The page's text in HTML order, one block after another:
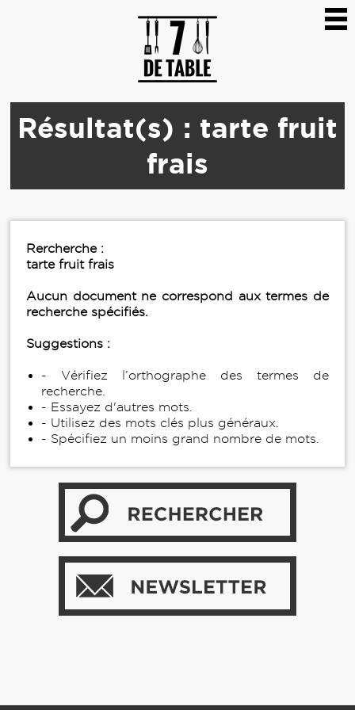
Résultat(s) : tarte fruit
frais
Rercherche :
tarte fruit frais
Aucun document ne correspond aux termes de
recherche spécifiés.
Suggestions :
- Vérifiez l’orthographe des termes de
recherche.
- Essayez d'autres mots.
- Utilisez des mots clés plus généraux.
- Spécifiez un moins grand nombre de mots.